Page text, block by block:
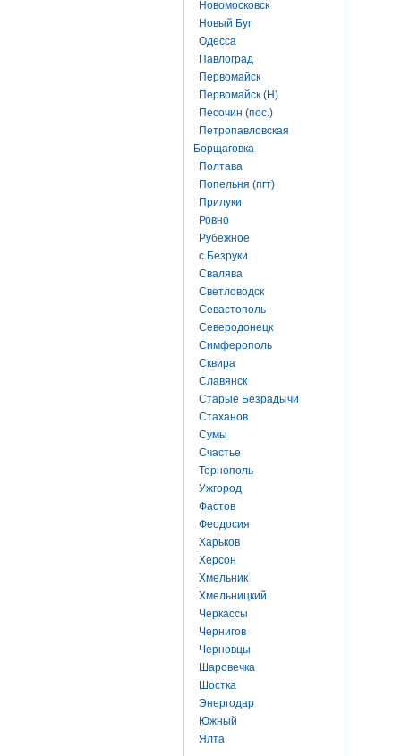
Новомосковск
Новый Буг
Одесса
Павлоград
Первомайск
Первомайск (Н)
Песочин (пос.)
Петропавловская
Борщаговка
Полтава
Попельня (пгт)
Прилуки
Ровно
Рубежное
с.Безруки
Свалява
Светловодск
Севастополь
Северодонецк
Симферополь
Сквира
Славянск
Старые Безрадычи
Стаханов
Сумы
Счастье
Тернополь
Ужгород
Фастов
Феодосия
Харьков
Херсон
Хмельник
Хмельницкий
Черкассы
Чернигов
Черновцы
Шаровечка
Шостка
Энергодар
Южный
Ялта